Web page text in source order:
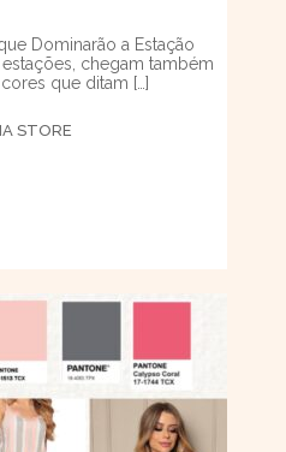
Dominarão a Estação
chegam também
que ditam […]
STORE